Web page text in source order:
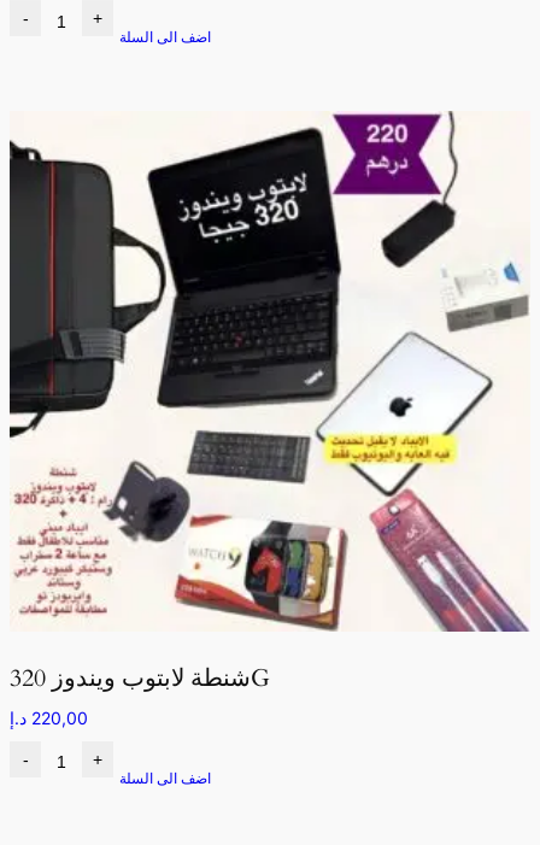
- +
اضف الى السلة
شنطة لابتوب ويندوز 320G
220,00 د.إ
- +
اضف الى السلة